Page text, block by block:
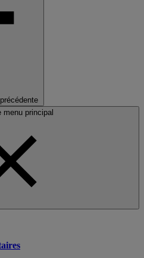
menu principal